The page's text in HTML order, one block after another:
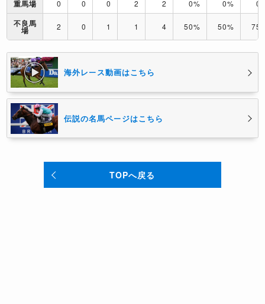
重馬場 0 0 0 2 2 0% 0%
不良馬
場 2 0 1 1 4 50% 50%
海外レース動画はこちら
伝説の名馬ページはこちら
TOPへ戻る